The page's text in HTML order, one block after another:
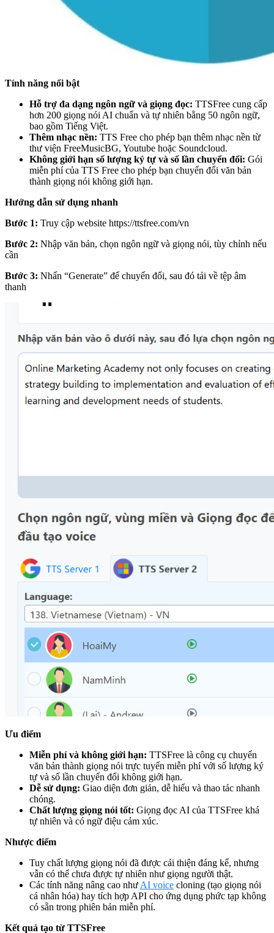
Tính năng nổi bật
Hỗ trợ đa dạng ngôn ngữ và giọng đọc: TTSFree cung cấp
hơn 200 giọng nói AI chuẩn và tự nhiên bằng 50 ngôn ngữ,
bao gồm Tiếng Việt.
Thêm nhạc nền: TTS Free cho phép bạn thêm nhạc nền từ
thư viện FreeMusicBG, Youtube hoặc Soundcloud.
Không giới hạn số lượng ký tự và số lần chuyển đổi: Gói
miễn phí của TTS Free cho phép bạn chuyển đổi văn bản
thành giọng nói không giới hạn.
Hướng dẫn sử dụng nhanh
Bước 1: Truy cập website https://ttsfree.com/vn
Bước 2: Nhập văn bản, chọn ngôn ngữ và giọng nói, tùy chỉnh nếu
cần
Bước 3: Nhấn “Generate” để chuyển đổi, sau đó tải về tệp âm
thanh
Ưu điểm
Miễn phí và không giới hạn: TTSFree là công cụ chuyển
văn bản thành giọng nói trực tuyến miễn phí với số lượng ký
tự và số lần chuyển đổi không giới hạn.
Dễ sử dụng: Giao diện đơn giản, dễ hiểu và thao tác nhanh
chóng.
Chất lượng giọng nói tốt: Giọng đọc AI của TTSFree khá
tự nhiên và có ngữ điệu cảm xúc.
Nhược điểm
Tuy chất lượng giọng nói đã được cải thiện đáng kể, nhưng
vẫn có thể chưa được tự nhiên như giọng người thật.
Các tính năng nâng cao như AI voice cloning (tạo giọng nói
cá nhân hóa) hay tích hợp API cho ứng dụng phức tạp không
có sẵn trong phiên bản miễn phí.
Kết quả tạo từ TTSFree